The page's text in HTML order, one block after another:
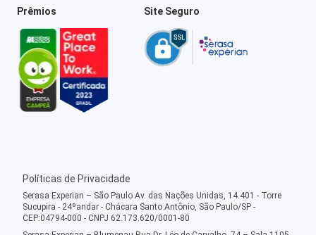
Prêmios Site Seguro
Políticas de Privacidade
Serasa Experian – São Paulo Av. das Nações Unidas, 14.401 - Torre
Sucupira - 24ºandar - Chácara Santo Antônio, São Paulo/SP -
CEP:04794-000 - CNPJ 62.173.620/0001-80